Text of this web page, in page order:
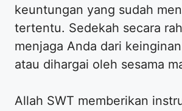
keuntungan yang sudah
tertentu. Sedekah secara
menjaga Anda dari
atau dihargai oleh sesama
Allah SWT memberikan